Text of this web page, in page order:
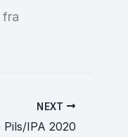
fra
NEXT
IPA 2020